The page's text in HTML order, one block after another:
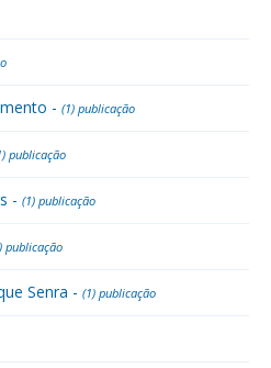
- (1) publicação
publicação
- (1) publicação
publicação
Senra - (1) publicação